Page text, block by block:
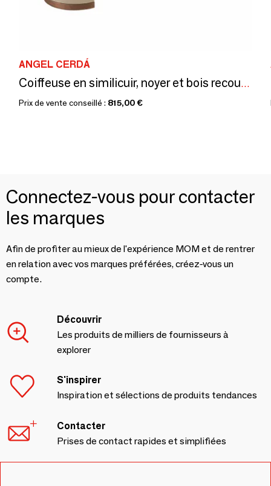
ANGEL CERDÁ
Coiffeuse en similicuir, noyer et bois recouvert de similicuir couleur
Prix de vente conseillé : 815,00 €
Connectez-vous pour contacter
les marques
Afin de profiter au mieux de l'expérience MOM et de rentrer
en relation avec vos marques préférées, créez-vous un
compte.
Découvrir
Les produits de milliers de fournisseurs à
explorer
S'inspirer
Inspiration et sélections de produits tendances
Contacter
Prises de contact rapides et simplifiées